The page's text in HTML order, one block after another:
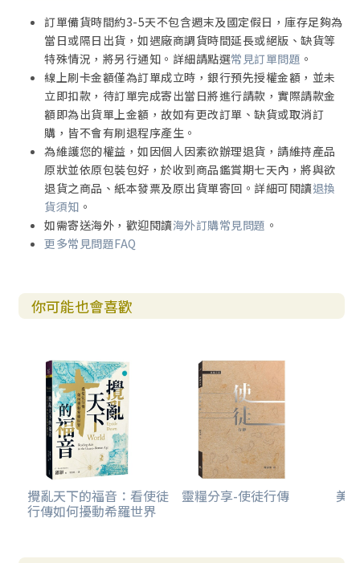
訂單備貨時間約3-5天不包含週末及國定假日，庫存足夠為
當日或隔日出貨，如遇廠商調貨時間延長或絕版、缺貨等
特殊情況，將另行通知。詳細請點選常見訂單問題 。
線上刷卡金額僅為訂單成立時，銀行預先授權金額，並未
立即扣款，待訂單完成寄出當日將進行請款，實際請款金
額即為出貨單上金額，故如有更改訂單、缺貨或取消訂
購，皆不會有刷退程序產生。
為維護您的權益，如因個人因素欲辦理退貨，請維持產品
原狀並依原包裝包好，於收到商品鑑賞期七天內，將與欲
退貨之商品、紙本發票及原出貨單寄回。詳細可閱讀退換
貨須知 。
如需寄送海外，歡迎閱讀海外訂購常見問題 。
更多常見問題FAQ
你可能也會喜歡
攪亂天下的福音：看使徒
行傳如何擾動希羅世界
靈糧分享-使徒行傳 美